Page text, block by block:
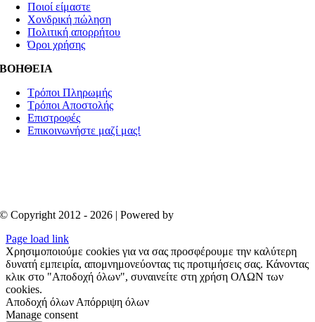
Ποιοί είμαστε
Χονδρική πώληση
Πολιτική απορρήτου
Όροι χρήσης
ΒΟΗΘΕΙΑ
Τρόποι Πληρωμής
Τρόποι Αποστολής
Επιστροφές
Επικοινωνήστε μαζί μας!
© Copyright 2012 - 2026 | Powered by
Page load link
Χρησιμοποιούμε cookies για να σας προσφέρουμε την καλύτερη
δυνατή εμπειρία, απομνημονεύοντας τις προτιμήσεις σας. Κάνοντας
κλικ στο "Αποδοχή όλων", συναινείτε στη χρήση ΟΛΩΝ των
cookies.
Αποδοχή όλων Απόρριψη όλων
Manage consent